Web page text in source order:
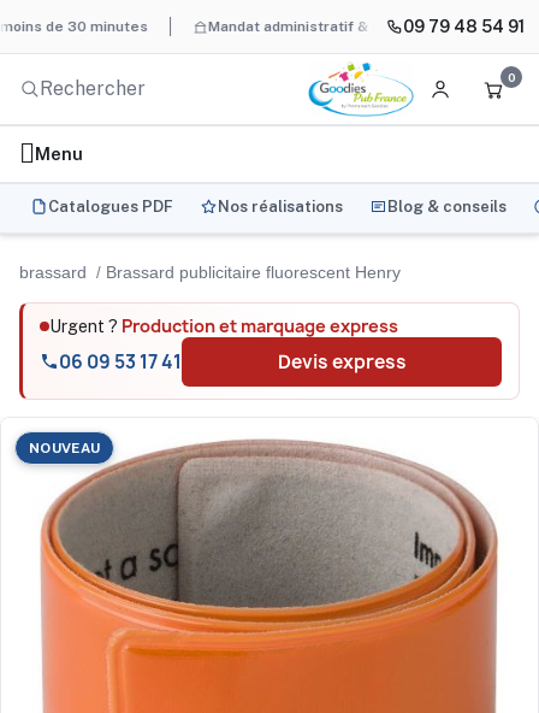
30 minutes Mandat administratif & Chorus Pro BAT
09 79 48 54 91
0
Menu
Catalogues PDF Nos réalisations Blog & conseils
brassard Brassard publicitaire fluorescent Henry
Urgent ? Production et marquage express
06 09 53 17 41 Devis express
NOUVEAU